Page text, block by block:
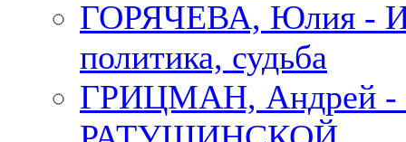
ГОРЯЧЕВА, Юлия -
политика, судьба
ГРИЦМАН,